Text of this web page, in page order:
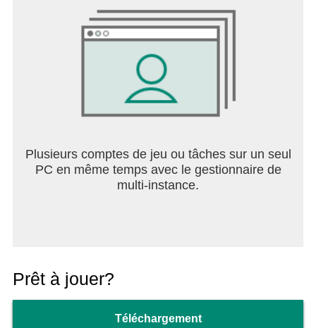
équipe et deviens une légende dans ce jeu de rôle
RPG mêlant stratégie, action et combats de
Hero Wars: Alliance t’attend avec l’expérience
ultime du RPG mobile !
Plusieurs comptes de jeu ou tâches sur un seul
PC en même temps avec le gestionnaire de
multi-instance.
Prêt à jouer?
Téléchargement